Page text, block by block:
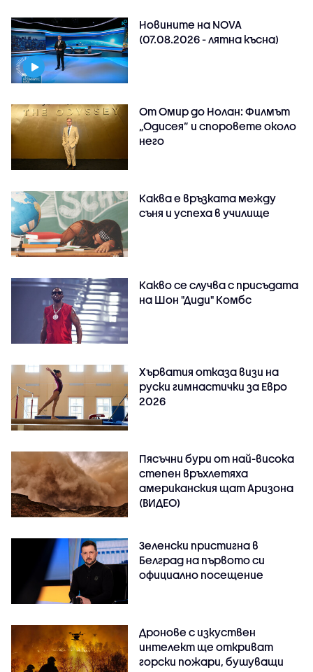
Новините на NOVA
(07.08.2026 - лятна късна)
От Омир до Нолан: Филмът
„Одисея” и споровете около
него
Каква е връзката между
съня и успеха в училище
Какво се случва с присъдата
на Шон "Диди" Комбс
Хърватия отказа визи на
руски гимнастички за Евро
2026
Пясъчни бури от най-висока
степен връхлетяха
американския щат Аризона
(ВИДЕО)
Зеленски пристигна в
Белград на първото си
официално посещение
Дронове с изкуствен
интелект ще откриват
горски пожари, бушуващи